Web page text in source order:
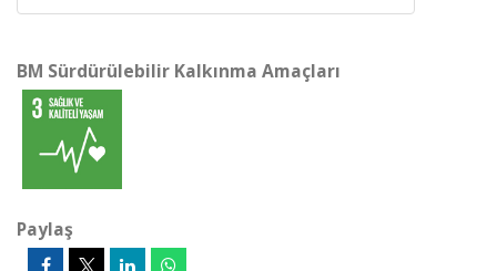
BM Sürdürülebilir Kalkınma Amaçları
Paylaş